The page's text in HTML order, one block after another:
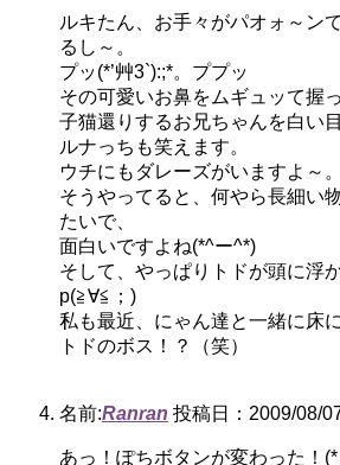
ルキたん、お手々がパオォ～ン
るし～。
プッ(*’艸3`):;*。ププッ
その可愛いお鼻をムギュッて握
子猫還りするお兄ちゃんを白い
ルナっちも笑えます。
ウチにもダレーズがいますよ～。
そうやってると、何やら長細い
たいで、
面白いですよね(*^ー^*)
そして、やっぱりトドが頭に浮
p(≧∀≦；)
私も最近、にゃん達と一緒に床
トドのボス！？（笑）
名前:Ranran 投稿日：2009/08/
あっ！ぽちボタンが変わった！